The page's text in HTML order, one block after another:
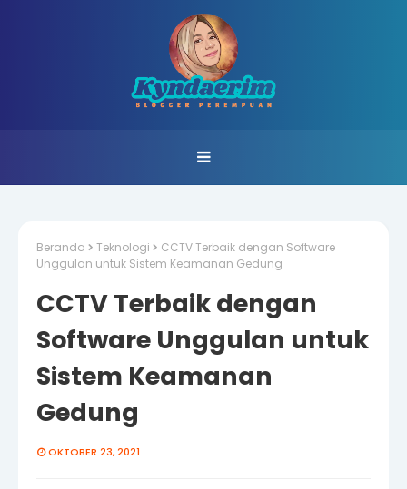
Beranda Teknologi
CCTV Terbaik dengan Software
Unggulan untuk Sistem Keamanan Gedung
CCTV Terbaik dengan
Software Unggulan untuk
Sistem Keamanan
Gedung
OKTOBER 23, 2021